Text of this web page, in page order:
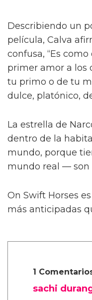
Describiendo un
película, Calva
confusa, “Es
primer amor a los
tu primo o de tu
dulce, platónico,
La estrella de
dentro de la
mundo, porque
mundo real — son
On Swift Horses
más anticipadas
1
sachi